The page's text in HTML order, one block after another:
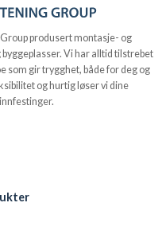
produsert montasje- og
Vi har alltid tilstrebet
som gir trygghet, både for deg og
og hurtig løser vi dine